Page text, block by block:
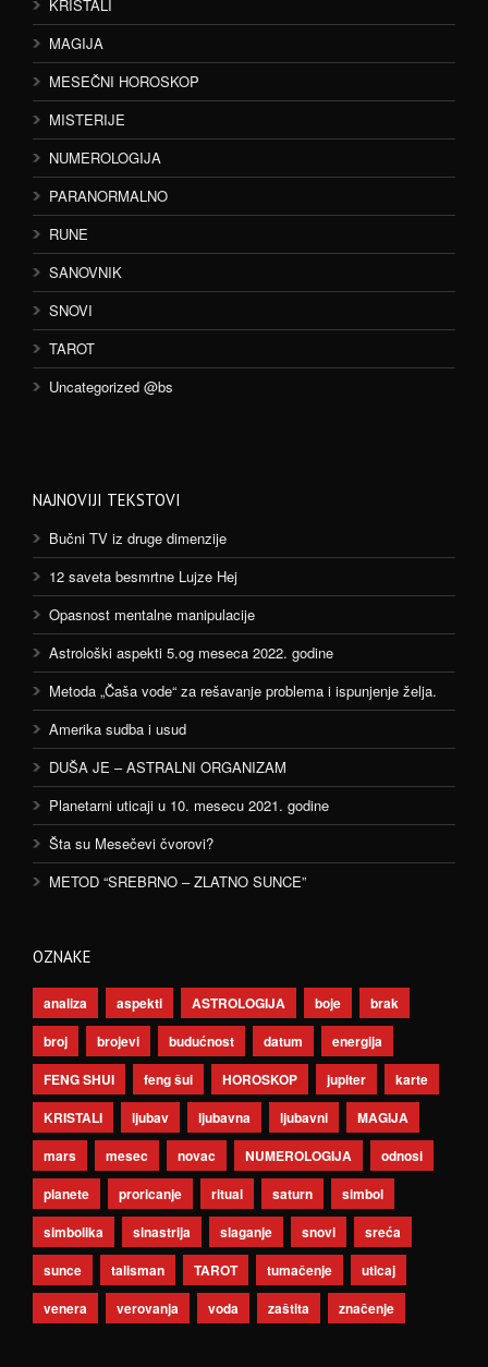
KRISTALI
MAGIJA
MESEČNI HOROSKOP
MISTERIJE
NUMEROLOGIJA
PARANORMALNO
RUNE
SANOVNIK
SNOVI
TAROT
Uncategorized @bs
NAJNOVIJI TEKSTOVI
Bučni TV iz druge dimenzije
12 saveta besmrtne Lujze Hej
Opasnost mentalne manipulacije
Astrološki aspekti 5.og meseca 2022. godine
Metoda „Čaša vode“ za rešavanje problema i ispunjenje želja.
Amerika sudba i usud
DUŠA JE – ASTRALNI ORGANIZAM
Planetarni uticaji u 10. mesecu 2021. godine
Šta su Mesečevi čvorovi?
METOD “SREBRNO – ZLATNO SUNCE”
OZNAKE
analiza aspekti ASTROLOGIJA boje
brak
broj
brojevi budućnost datum
energija
FENG SHUI
feng šui HOROSKOP jupiter
karte
KRISTALI
ljubav ljubavna ljubavni
MAGIJA
mars
mesec novac NUMEROLOGIJA
odnosi
planete
proricanje ritual saturn
simbol
simbolika
sinastrija slaganje snovi
sreća
sunce
talisman TAROT tumačenje
uticaj
venera
verovanja voda zaštita značenje